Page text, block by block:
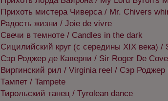
Прихоть мистера Чиверса / Mr. Chivers
Радость жизни / Joie de vivre
Свечи в темноте / Candles in the dark
Сицилийский круг (с середины XIX века) /
Сэр Роджер де Каверли / Sir Roger De
Виргинский рил / Virginia reel / Сэр
Тампет / Tampete
Тирольский танец / Tyrolean dance